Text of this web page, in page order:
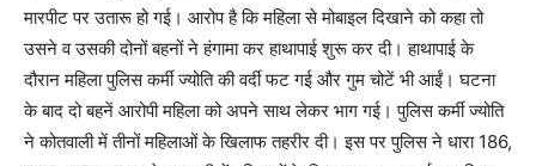
मारपीट पर उतारू हो गई। आरोप है कि महिला से मोबाइल दिखाने को कहा तो
उसने व उसकी दोनों बहनों ने हंगामा कर हाथापाई शुरू कर दी। हाथापाई के
दौरान महिला पुलिस कर्मी ज्योति की वर्दी फट गई और गुम चोटें भी आईं। घटना
के बाद दो बहनें आरोपी महिला को अपने साथ लेकर भाग गई। पुलिस कर्मी ज्योति
ने कोतवाली में तीनों महिलाओं के खिलाफ तहरीर दी। इस पर पुलिस ने धारा 186,